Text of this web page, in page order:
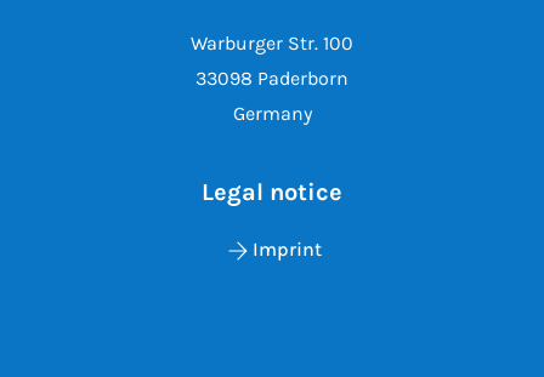
Warburger Str. 100
33098 Paderborn
Germany
Legal notice
Imprint